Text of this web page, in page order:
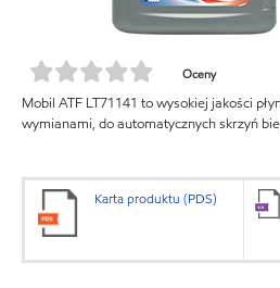
Oceny
Mobil ATF LT71141 to wysokiej jakości
wymianami, do automatycznych skrzyń
Karta produktu (PDS)